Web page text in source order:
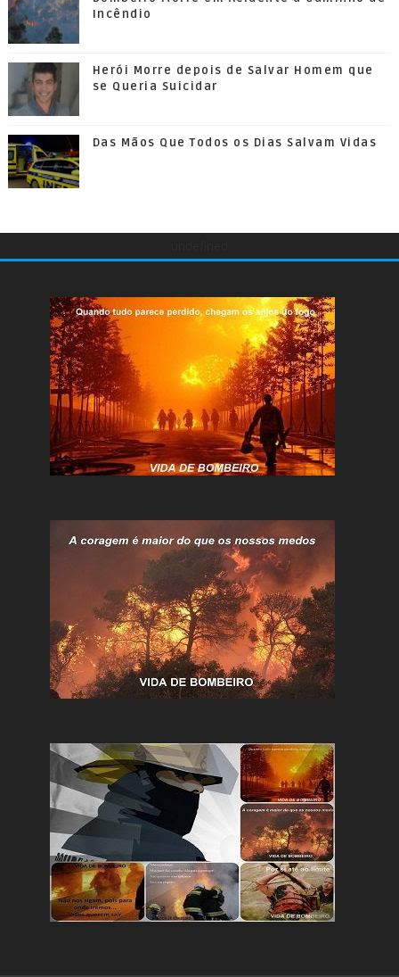
Incêndio
Herói Morre depois de Salvar Homem que
se Queria Suicidar
Das Mãos Que Todos os Dias Salvam Vidas